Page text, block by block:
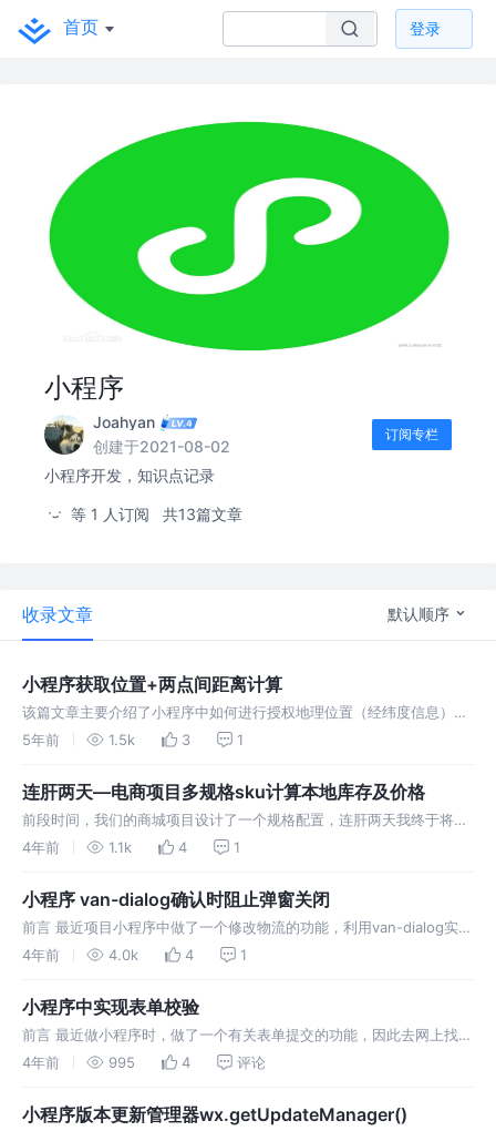
首页 登录
小程序
Joahyan
创建于2021-08-02
订阅专栏
小程序开发，知识点记录
等 1 人订阅 共13篇文章
收录文章 默认顺序
小程序获取位置+两点间距离计算
该篇文章主要介绍了小程序中如何进行授权地理位置（经纬度信息），
再通过经纬度调用插件获取当前的位置信息，以及如何计算两个点的距
5年前 1.5k 3 1
连肝两天—电商项目多规格sku计算本地库存及价格
前段时间，我们的商城项目设计了一个规格配置，连肝两天我终于将后
台系统的商品规格设计及小程序的规格展示
4年前 1.1k 4 1
小程序 van-dialog确认时阻止弹窗关闭
前言 最近项目小程序中做了一个修改物流的功能，利用van-dialog实现
了弹窗，但是点击确定的前提前需要进行一次表单校验，这时表单校验
4年前 4.0k 4 1
小程序中实现表单校验
前言 最近做小程序时，做了一个有关表单提交的功能，因此去网上找了
相关的知识，整理过后实现了表单校验功能
4年前 995 4 评论
小程序版本更新管理器wx.getUpdateManager()